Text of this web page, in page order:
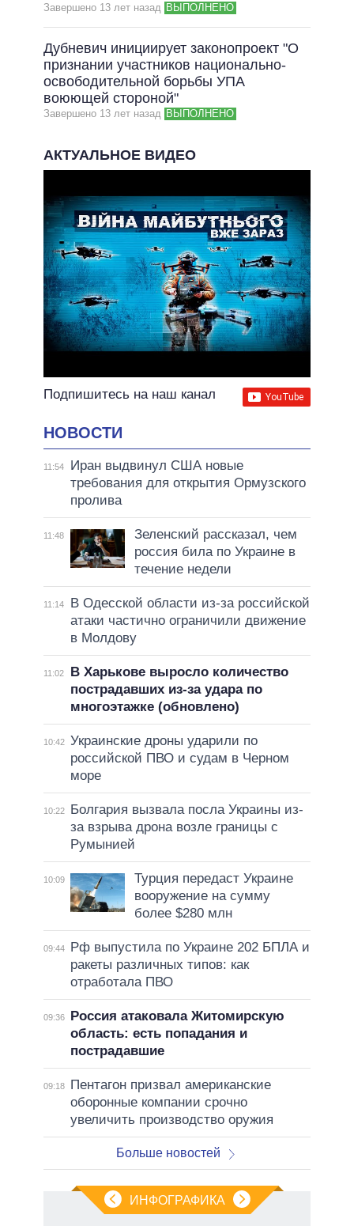
Завершено 13 лет назад ВЫПОЛНЕНО
Дубневич инициирует законопроект "О
признании участников национально-
освободительной борьбы УПА
воюющей стороной"
Завершено 13 лет назад ВЫПОЛНЕНО
АКТУАЛЬНОЕ ВИДЕО
Подпишитесь на наш канал
НОВОСТИ
11:54
Иран выдвинул США новые
требования для открытия Ормузского
пролива
11:48
Зеленский рассказал, чем
россия била по Украине в
течение недели
11:14
В Одесской области из-за российской
атаки частично ограничили движение
в Молдову
11:02
В Харькове выросло количество
пострадавших из-за удара по
многоэтажке (обновлено)
10:42 Украинские дроны ударили по
российской ПВО и судам в Черном
море
10:22
Болгария вызвала посла Украины из-
за взрыва дрона возле границы с
Румынией
10:09
Турция передаст Украине
вооружение на сумму
более $280 млн
09:44
Рф выпустила по Украине 202 БПЛА и
ракеты различных типов: как
отработала ПВО
09:36
Россия атаковала Житомирскую
область: есть попадания и
пострадавшие
09:18
Пентагон призвал американские
оборонные компании срочно
увеличить производство оружия
Больше новостей
ИНФОГРАФИКА